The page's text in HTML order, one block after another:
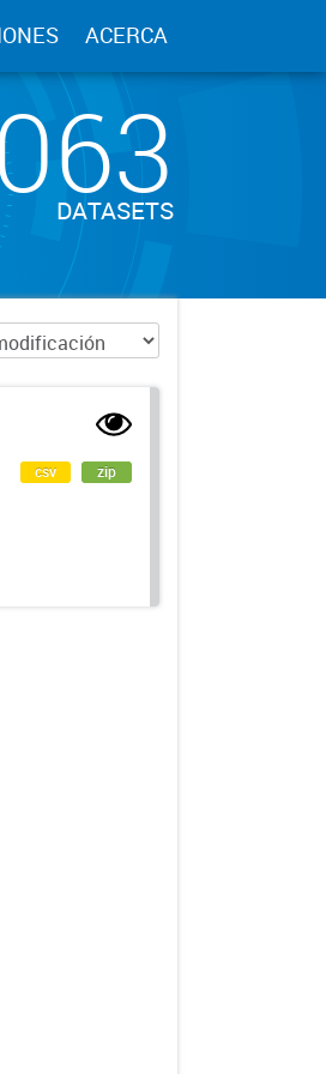
ACERCA
DATASETS
csv zip